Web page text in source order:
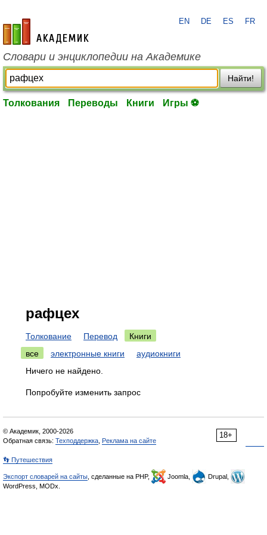
academic.ru
EN DE ES FR
Словари и энциклопедии на Академике
Найти!
Толкования Переводы Книги Игры ⚽
рафцех
Толкование Перевод
Книги
все
электронные книги
аудиокниги
Ничего не найдено.
Попробуйте изменить запрос
18+
© Академик, 2000-2026
Обратная связь: Техподдержка Реклама на сайте
👣 Путешествия
Экспорт словарей на сайты , сделанные на PHP, Joomla,
Drupal,
WordPress, MODx.